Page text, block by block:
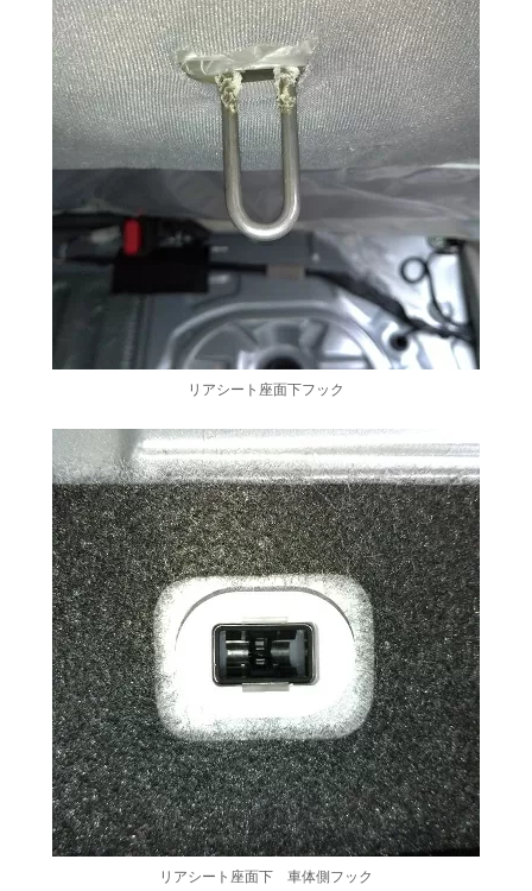
リアシート座面下フック
リアシート座面下 車体側フック